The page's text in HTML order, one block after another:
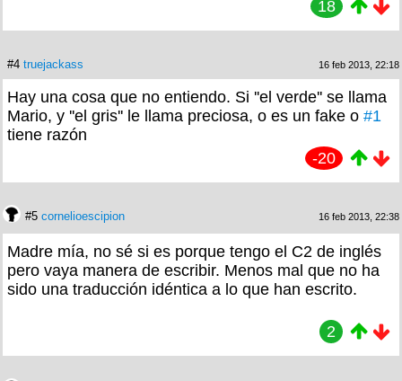
18
#4 truejackass 16 feb 2013, 22:18
Hay una cosa que no entiendo. Si ''el verde'' se llama
Mario, y ''el gris'' le llama preciosa, o es un fake o #1
tiene razón
-20
#5 cornelioescipion 16 feb 2013, 22:38
Madre mía, no sé si es porque tengo el C2 de inglés
pero vaya manera de escribir. Menos mal que no ha
sido una traducción idéntica a lo que han escrito.
2